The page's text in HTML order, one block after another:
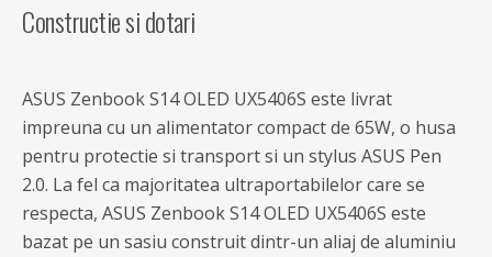
Constructie si dotari
ASUS Zenbook S14 OLED UX5406S este livrat
impreuna cu un alimentator compact de 65W, o husa
pentru protectie si transport si un stylus ASUS Pen
2.0. La fel ca majoritatea ultraportabilelor care se
respecta, ASUS Zenbook S14 OLED UX5406S este
bazat pe un sasiu construit dintr-un aliaj de aluminiu